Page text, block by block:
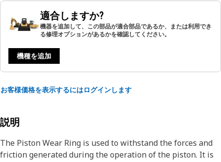
適合しますか?
機器を追加して、この部品が適合部品であるか、または利用でき
る修理オプションがあるかを確認してください。
機種を追加
お客様価格を表示するにはログインします
説明
The Piston Wear Ring is used to withstand the forces and
friction generated during the operation of the piston. It is